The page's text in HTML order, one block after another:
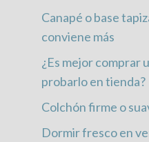
Canapé o base
conviene más
¿Es mejor comprar
probarlo en tienda?
Colchón firme o
Dormir fresco en